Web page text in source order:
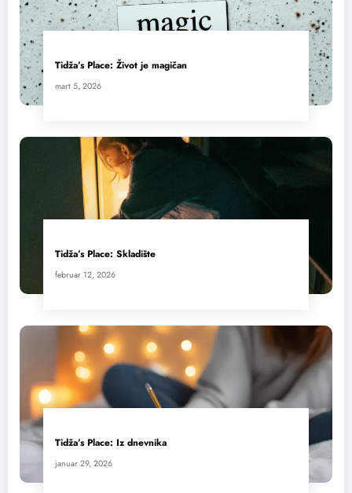
Tidža’s Place: Život je magičan
mart 5, 2026
Tidža’s Place: Skladište
februar 12, 2026
Tidža’s Place: Iz dnevnika
januar 29, 2026